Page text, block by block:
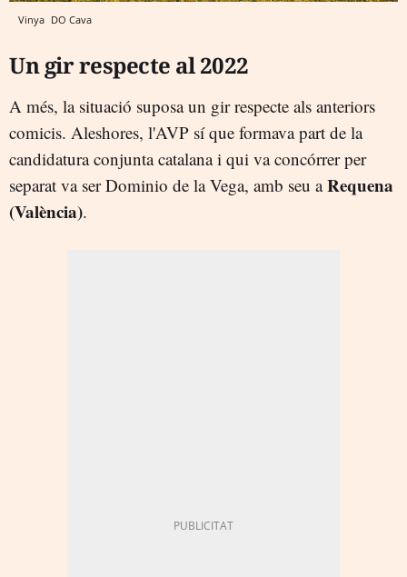
Vinya DO Cava
Un gir respecte al 2022
A més, la situació suposa un gir respecte als anteriors
comicis. Aleshores, l'AVP sí que formava part de la
candidatura conjunta catalana i qui va concórrer per
separat va ser Dominio de la Vega, amb seu aRequena
(València).